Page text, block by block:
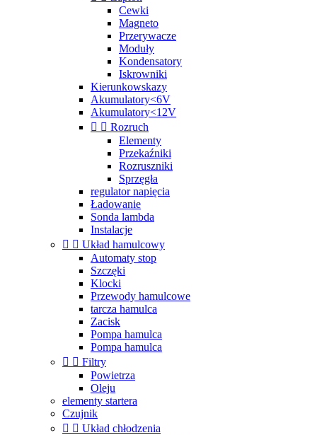
Cewki
Magneto
Przerywacze
Moduły
Kondensatory
Iskrowniki
Kierunkowskazy
Akumulatory<6V
Akumulatory<12V
  Rozruch
Elementy
Przekaźniki
Rozruszniki
Sprzęgła
regulator napięcia
Ładowanie
Sonda lambda
Instalacje
  Układ hamulcowy
Automaty stop
Szczęki
Klocki
Przewody hamulcowe
tarcza hamulca
Zacisk
Pompa hamulca
Pompa hamulca
  Filtry
Powietrza
Oleju
elementy startera
Czujnik
  Układ chłodzenia